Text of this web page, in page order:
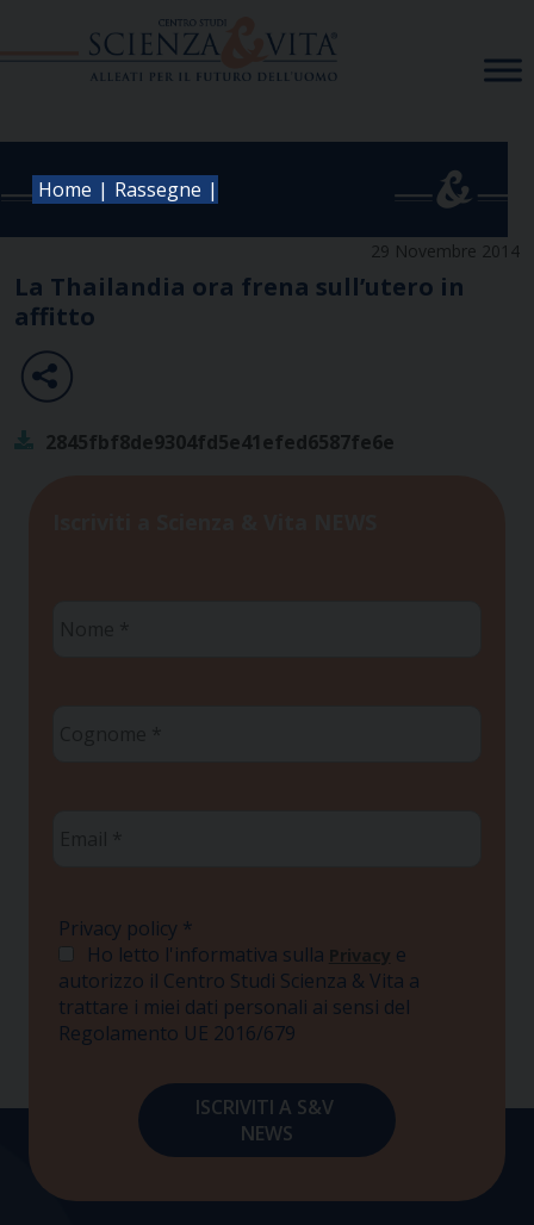
Home | Rassegne |
29 Novembre 2014
La Thailandia ora frena sull’utero in
affitto
2845fbf8de9304fd5e41efed6587fe6e
Privacy policy *
Ho letto l'informativa sulla Privacy e
autorizzo il Centro Studi Scienza & Vita a
trattare i miei dati personali ai sensi del
Regolamento UE 2016/679